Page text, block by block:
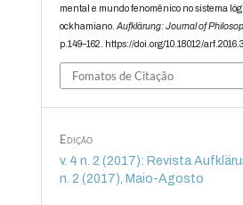
mental e mundo fenomênico no sistema
ockhamiano.Aufklärung: Journal of
p.149–162. https://doi.org/10.18012/
Fomatos de Citação
Edição
v. 4 n. 2 (2017): Revista
n. 2 (2017), Maio-Agosto